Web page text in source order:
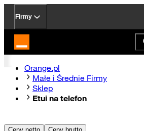
Firmy
Strona główna Orange.pl
Orange.pl
Małe i Średnie Firmy
Sklep
Etui na telefon